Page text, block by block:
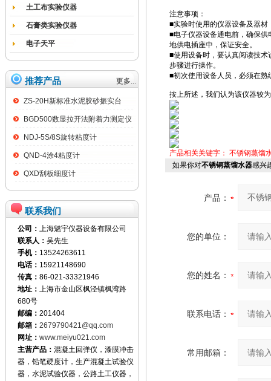
土工布实验仪器
石膏类实验仪器
电子天平
推荐产品 更多...
ZS-20H新标准水泥胶砂振实台
BGD500数显拉开法附着力测定仪
NDJ-5S/8S旋转粘度计
QND-4涂4粘度计
QXD刮板细度计
联系我们
公司： 上海魅宇仪器设备有限公司
联系人： 吴先生
手机： 13524263611
电话： 15921148690
传真： 86-021-33321946
地址： 上海市金山区枫泾镇枫湾路
680号
邮编： 201404
邮箱： 2679790421@qq.com
网址： www.meiyu021.com
主营产品： 混凝土回弹仪，漆膜冲击
器，铅笔硬度计，生产混凝土试验仪
器，水泥试验仪器，公路土工仪器，
注意事项：
■实验时使用的仪器设备及器
■电子仪器设备通电前，确保
地供电插座中，保证安全。
■使用设备时，要认真阅读技
步骤进行操作。
■初次使用设备人员，必须在
按上所述，我们认为该仪器较
产品相关关键字： 不锈钢蒸馏
如果你对不锈钢蒸馏水器感兴
产品：
您的单位：
您的姓名：
联系电话：
常用邮箱：